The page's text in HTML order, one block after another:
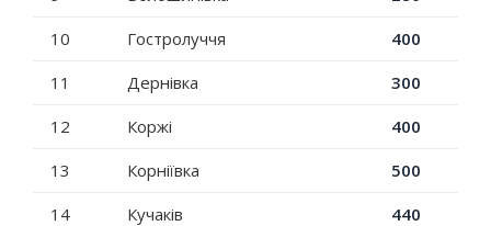
10
Гостролуччя
400
11
Дернівка
300
12
Коржі
400
13
Корніївка
500
14
Кучаків
440